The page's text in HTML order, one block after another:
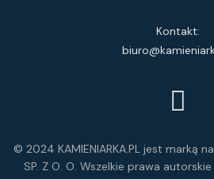
Kontakt:
© 2024 KAMIENIARKA.PL jest marką
SP. Z O. O. Wszelkie prawa